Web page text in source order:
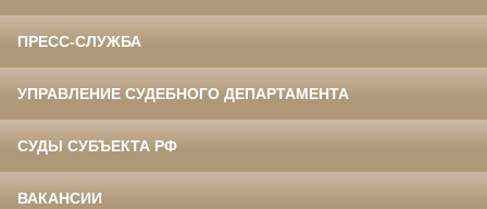
ПРЕСС-СЛУЖБА
УПРАВЛЕНИЕ СУДЕБНОГО ДЕПАРТАМЕНТА
СУДЫ СУБЪЕКТА РФ
ВАКАНСИИ